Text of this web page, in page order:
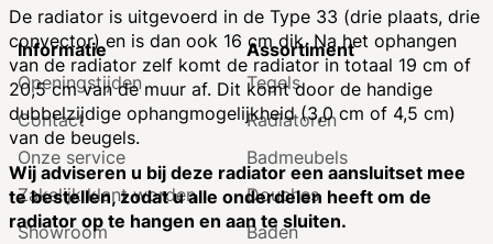
De radiator is uitgevoerd in de Type 33 (drie plaats, drie
convector) en is dan ook 16 cm dik. Na het ophangen
van de radiator zelf komt de radiator in totaal 19 cm of
20,5 cm van de muur af. Dit komt door de handige
dubbelzijdige ophangmogelijkheid (3,0 cm of 4,5 cm)
van de beugels.
Wij adviseren u bij deze radiator een aansluitset mee
te bestellen, zodat u alle onderdelen heeft om de
radiator op te hangen en aan te sluiten.
Informatie
Openingstijden
Contact
Onze service
Zakelijk klant worden
Showroom
Assortiment
Tegels
Radiatoren
Badmeubels
Douches
Baden